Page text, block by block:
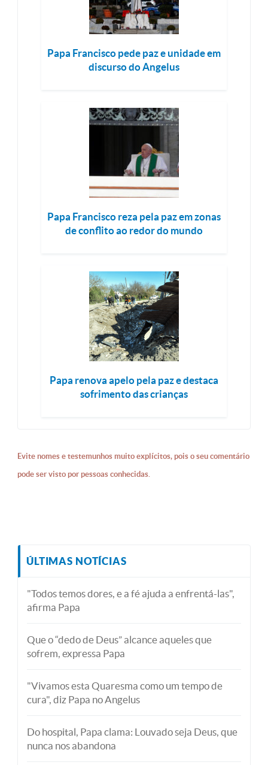
Papa Francisco pede paz e unidade em
discurso do Angelus
Papa Francisco reza pela paz em zonas
de conflito ao redor do mundo
Papa renova apelo pela paz e destaca
sofrimento das crianças
Evite nomes e testemunhos muito explícitos, pois o seu comentário
pode ser visto por pessoas conhecidas.
ÚLTIMAS NOTÍCIAS
"Todos temos dores, e a fé ajuda a enfrentá-las",
afirma Papa
Que o “dedo de Deus” alcance aqueles que
sofrem, expressa Papa
"Vivamos esta Quaresma como um tempo de
cura", diz Papa no Angelus
Do hospital, Papa clama: Louvado seja Deus, que
nunca nos abandona